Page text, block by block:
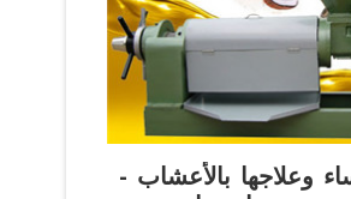
وعلاجها بالأعشاب -